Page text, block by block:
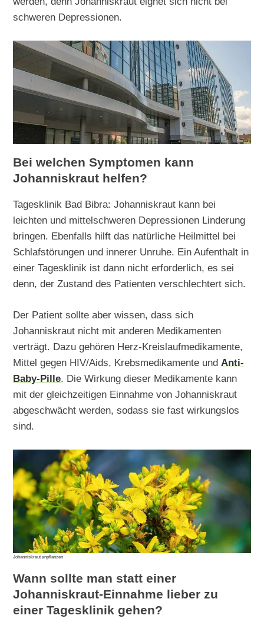
schweren Depressionen.
Bei welchen Symptomen kann
Johanniskraut helfen?
Tagesklinik Bad Bibra: Johanniskraut kann bei
leichten und mittelschweren Depressionen Linderung
bringen. Ebenfalls hilft das natürliche Heilmittel bei
Schlafstörungen und innerer Unruhe. Ein Aufenthalt in
einer Tagesklinik ist dann nicht erforderlich, es sei
denn, der Zustand des Patienten verschlechtert sich.
Der Patient sollte aber wissen, dass sich
Johanniskraut nicht mit anderen Medikamenten
verträgt. Dazu gehören Herz-Kreislaufmedikamente,
Mittel gegen HIV/Aids, Krebsmedikamente und Anti-
Baby-Pille. Die Wirkung dieser Medikamente kann
mit der gleichzeitigen Einnahme von Johanniskraut
abgeschwächt werden, sodass sie fast wirkungslos
sind.
Johanniskraut anpflanzen
Wann sollte man statt einer
Johanniskraut-Einnahme lieber zu
einer Tagesklinik gehen?